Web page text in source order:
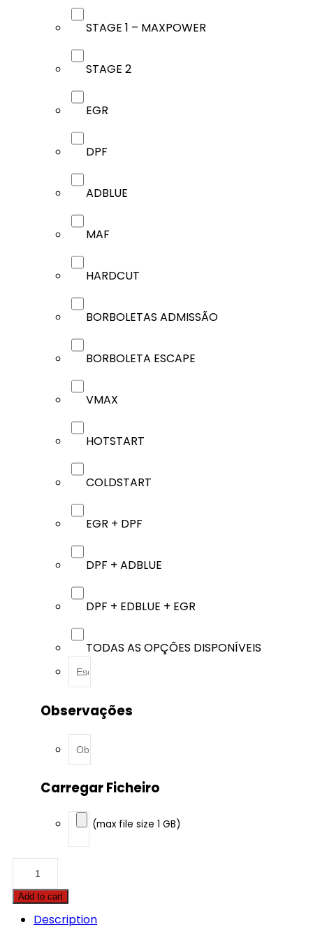
STAGE 1 – MAXPOWER
STAGE 2
EGR
DPF
ADBLUE
MAF
HARDCUT
BORBOLETAS ADMISSÃO
BORBOLETA ESCAPE
VMAX
HOTSTART
COLDSTART
EGR + DPF
DPF + ADBLUE
DPF + EDBLUE + EGR
TODAS AS OPÇÕES DISPONÍVEIS
Observações
Carregar Ficheiro
(max file size 1 GB)
Magnum
- Add to cart
Description